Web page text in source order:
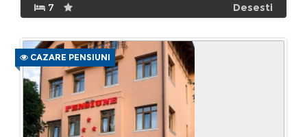
7 Desesti
CAZARE PENSIUNI